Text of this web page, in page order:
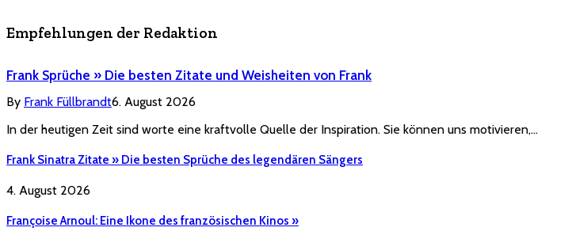
Empfehlungen der Redaktion
Frank Sprüche » Die besten Zitate und Weisheiten von Frank
By Frank Füllbrandt6. August 2026
In der heutigen Zeit sind worte eine kraftvolle Quelle der Inspiration. Sie können uns motivieren,…
Frank Sinatra Zitate » Die besten Sprüche des legendären Sängers
4. August 2026
Françoise Arnoul: Eine Ikone des französischen Kinos »